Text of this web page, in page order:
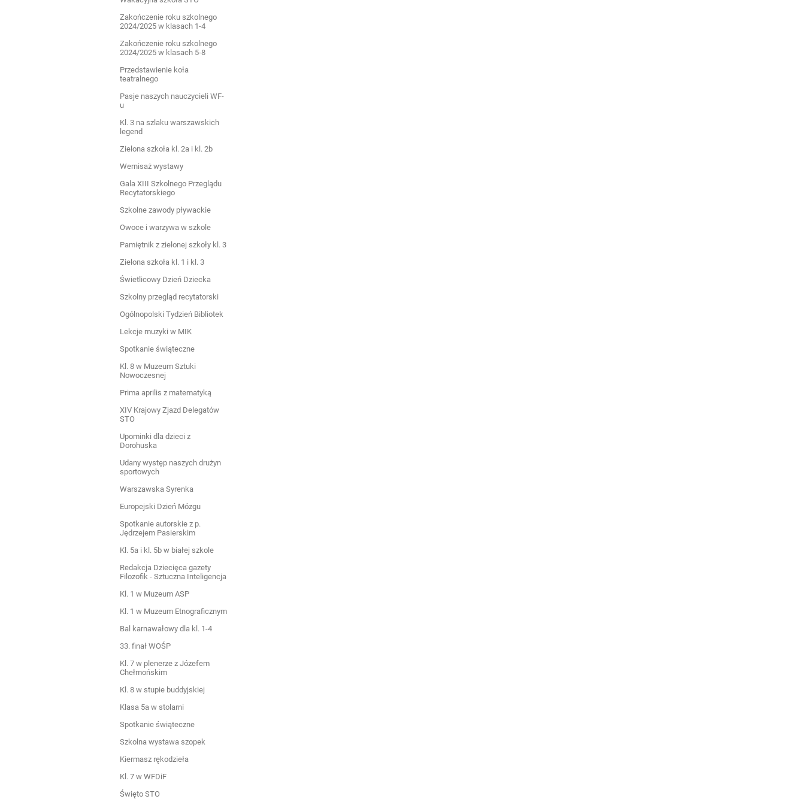
Zakończenie roku szkolnego
2024/2025 w klasach 1-4
Zakończenie roku szkolnego
2024/2025 w klasach 5-8
Przedstawienie koła
teatralnego
Pasje naszych nauczycieli WF-
u
Kl. 3 na szlaku warszawskich
legend
Zielona szkoła kl. 2a i kl. 2b
Wernisaż wystawy
Gala XIII Szkolnego Przeglądu
Recytatorskiego
Szkolne zawody pływackie
Owoce i warzywa w szkole
Pamiętnik z zielonej szkoły kl. 3
Zielona szkoła kl. 1 i kl. 3
Świetlicowy Dzień Dziecka
Szkolny przegląd recytatorski
Ogólnopolski Tydzień Bibliotek
Lekcje muzyki w MIK
Spotkanie świąteczne
Kl. 8 w Muzeum Sztuki
Nowoczesnej
Prima aprilis z matematyką
XIV Krajowy Zjazd Delegatów
STO
Upominki dla dzieci z
Dorohuska
Udany występ naszych drużyn
sportowych
Warszawska Syrenka
Europejski Dzień Mózgu
Spotkanie autorskie z p.
Jędrzejem Pasierskim
Kl. 5a i kl. 5b w białej szkole
Redakcja Dziecięca gazety
Filozofik - Sztuczna Inteligencja
Kl. 1 w Muzeum ASP
Kl. 1 w Muzeum Etnograficznym
Bal karnawałowy dla kl. 1-4
33. finał WOŚP
Kl. 7 w plenerze z Józefem
Chełmońskim
Kl. 8 w stupie buddyjskiej
Klasa 5a w stolarni
Spotkanie świąteczne
Szkolna wystawa szopek
Kiermasz rękodzieła
Kl. 7 w WFDiF
Święto STO